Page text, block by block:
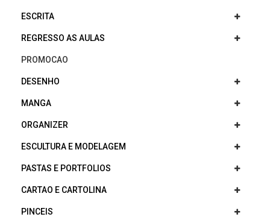
ESCRITA
REGRESSO AS AULAS
PROMOCAO
DESENHO
MANGA
ORGANIZER
ESCULTURA E MODELAGEM
PASTAS E PORTFOLIOS
CARTAO E CARTOLINA
PINCEIS